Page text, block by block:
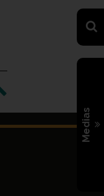
Medias